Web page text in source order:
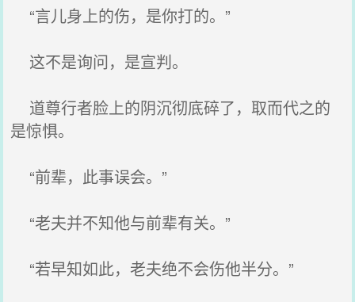
“言儿身上的伤，是你打的。”
这不是询问，是宣判。
道尊行者脸上的阴沉彻底碎了，取而代之的
是惊惧。
“前辈，此事误会。”
“老夫并不知他与前辈有关。”
“若早知如此，老夫绝不会伤他半分。”